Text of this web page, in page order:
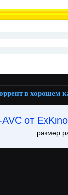
в хорошем
от
размер